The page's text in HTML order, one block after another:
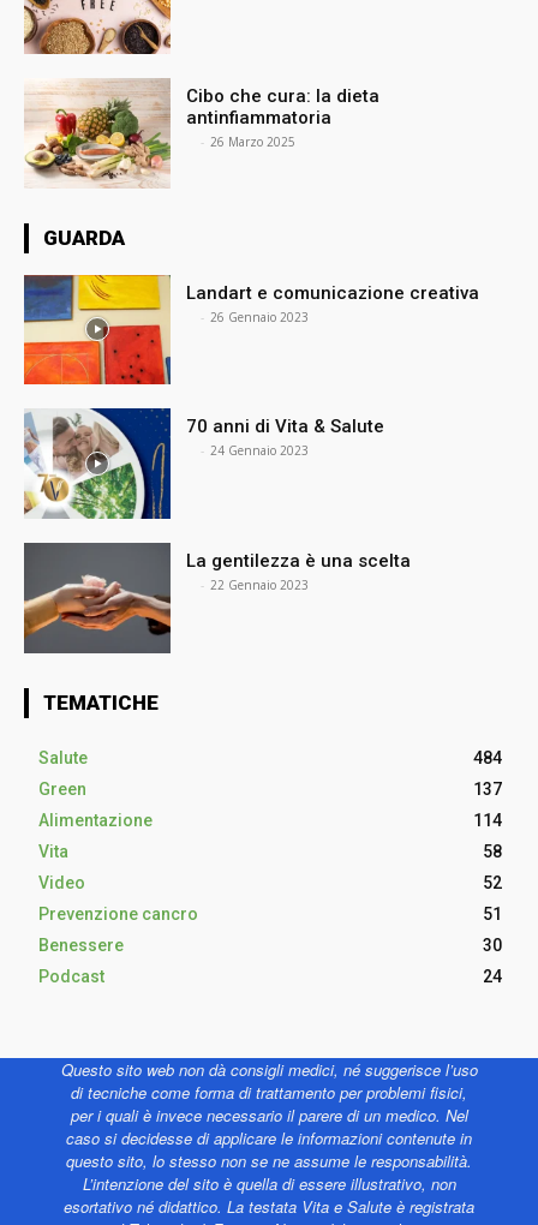
Cibo che cura: la dieta
antinfiammatoria
- 26 Marzo 2025
GUARDA
Landart e comunicazione creativa
- 26 Gennaio 2023
70 anni di Vita & Salute
- 24 Gennaio 2023
La gentilezza è una scelta
- 22 Gennaio 2023
TEMATICHE
Salute
484
Green
137
Alimentazione
114
Vita
58
Video
52
Prevenzione cancro
51
Benessere
30
Podcast
24
Questo sito web non dà consigli medici, né suggerisce l’uso
di tecniche come forma di trattamento per problemi fisici,
per i quali è invece necessario il parere di un medico. Nel
caso si decidesse di applicare le informazioni contenute in
questo sito, lo stesso non se ne assume le responsabilità.
L’intenzione del sito è quella di essere illustrativo, non
esortativo né didattico. La testata Vita e Salute è registrata